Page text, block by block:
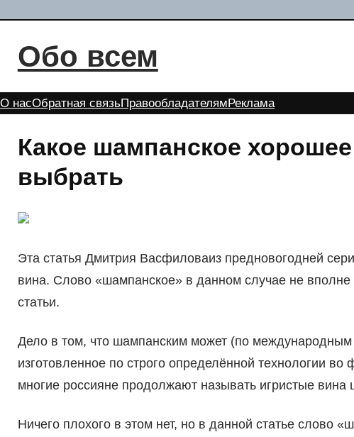
содержимому
Обо всем
О насОбратная связьПравообладателям Реклама
Какое шампанское хорошее
выбрать
Эта статья Дмитрия Васфиловаиз предновогодней
вина. Слово «шампанское» в данном случае не вполне
статьи.
Дело в том, что шампанским может (по
изготовленное по строго определённой технологии
многие россияне продолжают называть игристые вина
Ничего плохого в этом нет, но в данной статье слово